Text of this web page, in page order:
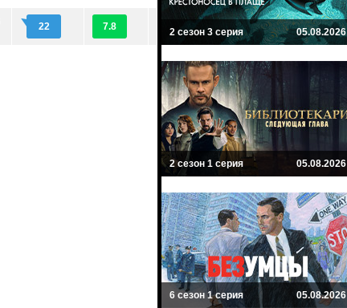
22 7.8 2 сезон 3 серия 05.08.2026
2 сезон 1 серия 05.08.2026
6 сезон 1 серия 05.08.2026